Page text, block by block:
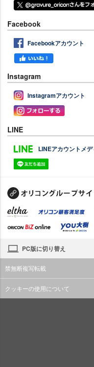
Facebook
Facebookアカウント
Instagram
Instagramアカウント
LINE
LINEアカウントメ
PC版に切り替え
禁無断複写転載
クッキーの使用について